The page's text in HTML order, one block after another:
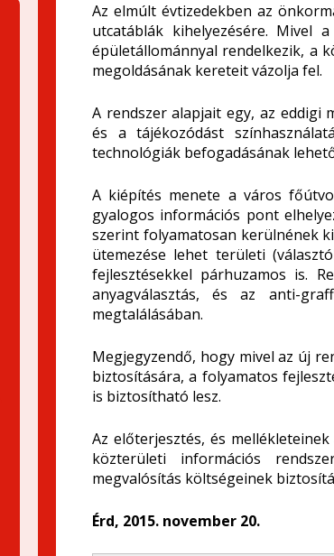
Az elmúlt évtizedekben az
utcatáblák kihelyezésére. Mivel
épületállománnyal rendelkezik, a
megoldásának kereteit vázolja fel.
A rendszer alapjait egy, az eddigi
és a tájékozódást
technológiák befogadásának
A kiépítés menete a város
gyalogos információs pont
szerint folyamatosan kerülnének
ütemezése lehet területi
fejlesztésekkel párhuzamos is.
anyagválasztás, és az anti-
megtalálásában.
Megjegyzendő, hogy mivel az új
biztosítására, a folyamatos
is biztosítható lesz.
Az előterjesztés, és
közterületi információs
megvalósítás költségeinek
Érd, 2015. november 20.